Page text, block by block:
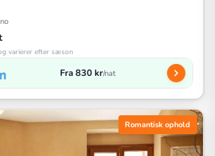
varierer efter sæson
Fra 830 kr/nat
Romantisk ophold